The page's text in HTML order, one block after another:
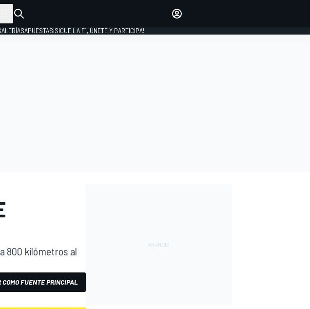
APUESTAS¡SIGUE LA F1, ÚNETE Y PARTICIPA!
800 kilómetros al
COMO FUENTE PRINCIPAL